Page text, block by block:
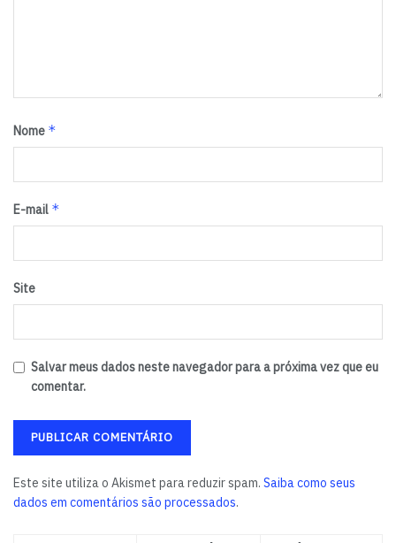
Nome *
E-mail *
Site
Salvar meus dados neste navegador para a próxima vez que eu
comentar.
Este site utiliza o Akismet para reduzir spam. Saiba como seus
dados em comentários são processados.